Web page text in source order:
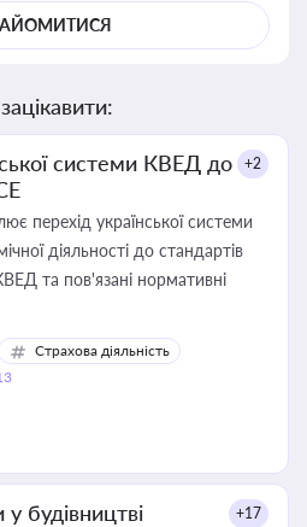
системи КВЕД до
+2
перехід української системи
діяльності до стандартів
та пов'язані нормативні
Страхова діяльність
будівництві +17